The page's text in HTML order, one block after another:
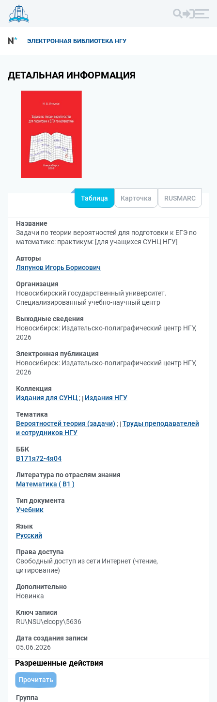
ЭЛЕКТРОННАЯ БИБЛИОТЕКА НГУ
ДЕТАЛЬНАЯ ИНФОРМАЦИЯ
Таблица Карточка RUSMARC
Название
Задачи по теории вероятностей для подготовки к ЕГЭ по
математике: практикум: [для учащихся СУНЦ НГУ]
Авторы
Ляпунов Игорь Борисович
Организация
Новосибирский государственный университет.
Специализированный учебно-научный центр
Выходные сведения
Новосибирск: Издательско-полиграфический центр НГУ,
2026
Электронная публикация
Новосибирск: Издательско-полиграфический центр НГУ,
2026
Коллекция
Издания для СУНЦ ; Издания НГУ
Тематика
Вероятностей теория (задачи) ; Труды преподавателей
и сотрудников НГУ
ББК
В171я72-4я04
Литература по отраслям знания
Математика ( В1 )
Тип документа
Учебник
Язык
Русский
Права доступа
Свободный доступ из сети Интернет (чтение,
цитирование)
Дополнительно
Новинка
Ключ записи
RU\NSU\elcopy\5636
Дата создания записи
05.06.2026
Разрешенные действия
Прочитать
Группа